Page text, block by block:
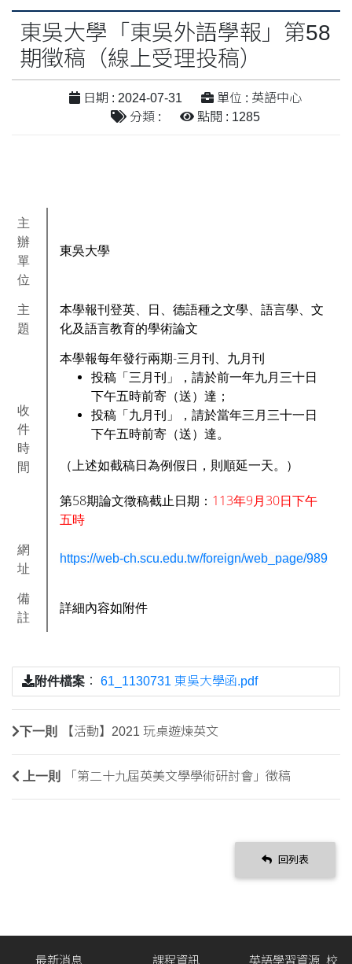
東吳大學「東吳外語學報」第58
期徵稿（線上受理投稿）
日期 : 2024-07-31
單位 : 英語中心
分類 :
點閱 : 1285
主
辦
單
位
東吳大學
主
題
本學報刊登英、日、德語種之文學、語言學、文
化及語言教育的學術論文
收
件
時
間
本學報每年發行兩期-三月刊、九月刊
投稿「三月刊」，請於前一年九月三十日
下午五時前寄（送）達；
投稿「九月刊」，請於當年三月三十一日
下午五時前寄（送）達。
（上述如截稿日為例假日，則順延一天。）
第58期論文徵稿截止日期： 113年9月30日下午
五時
網
址
https://web-ch.scu.edu.tw/foreign/web_page/989
備
註
詳細內容如附件
附件檔案 ： 61_1130731 東吳大學函.pdf
下一則 【活動】2021 玩桌遊煉英文
上一則 「第二十九屆英美文學學術研討會」徵稿
回列表
最新消息 課程資訊 英語學習資源_校